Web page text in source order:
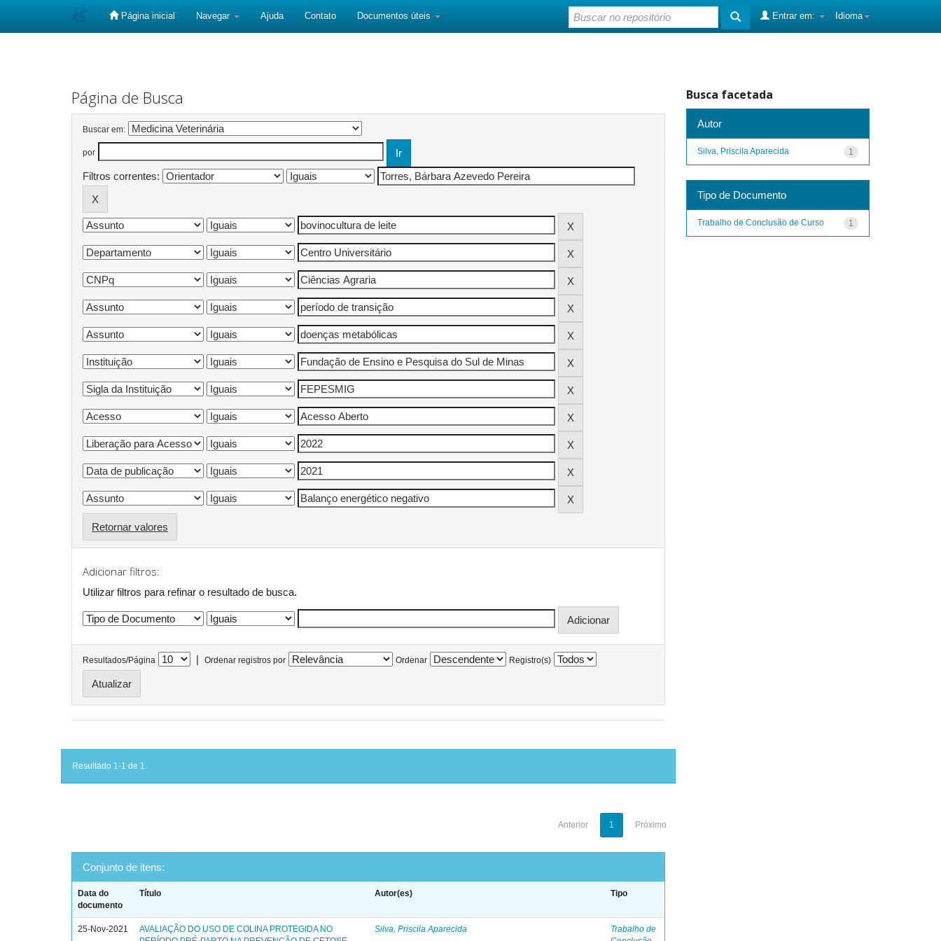
Página inicial Navegar Ajuda Contato Documentos úteis Idioma
Entrar em:
Página de Busca
Buscar em:
por
Filtros correntes:
Retornar valores
Adicionar filtros:
Utilizar filtros para refinar o resultado de busca.
Resultados/Página | Ordenar registros por Ordenar Registro(s)
Resultado 1-1 de 1.
Anterior 1 Próximo
Conjunto de itens:
Data do
documento
Título Autor(es) Tipo
25-Nov-2021
AVALIAÇÃO DO USO DE COLINA PROTEGIDA NO
Silva, Priscila Aparecida
Trabalho de
Busca facetada
Autor
1
Silva, Priscila Aparecida
Tipo de Documento
1
Trabalho de Conclusão de Curso